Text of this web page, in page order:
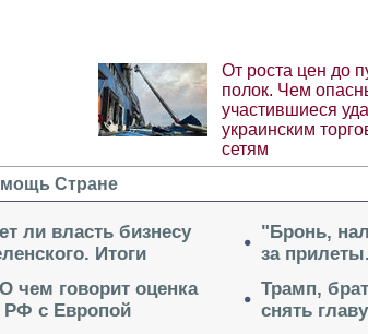
От роста цен до
полок. Чем
участившиеся
украинским
сетям
Стране
ли власть бизнесу
Итоги
чем говорит оценка
РФ с Европой
"Бронь,
за
Трамп,
снять